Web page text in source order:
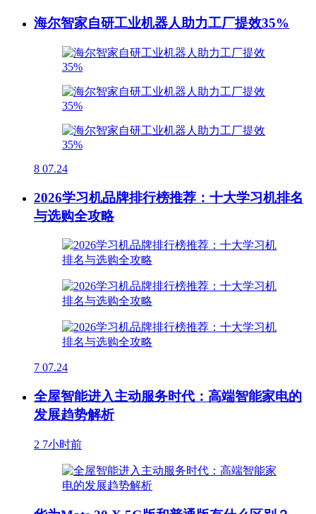
海尔智家自研工业机器人助力工厂提效35%
8 07.24
2026学习机品牌排行榜推荐：十大学习机排名
与选购全攻略
7 07.24
全屋智能进入主动服务时代：高端智能家电的
发展趋势解析
2 7小时前